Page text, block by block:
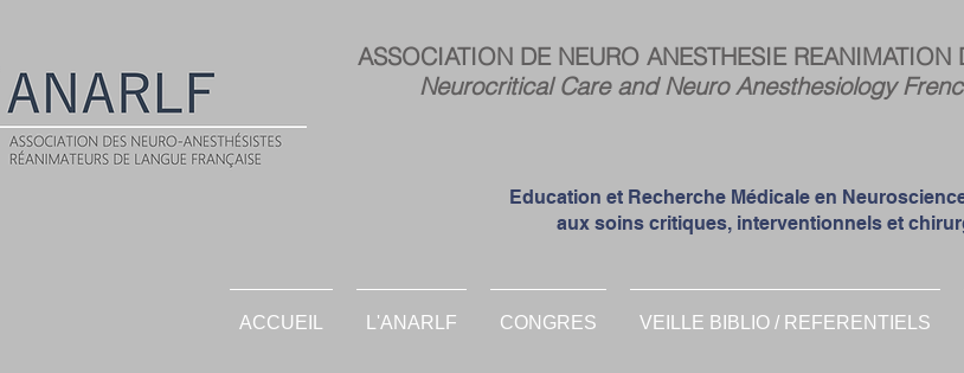
ASSOCIATION DE NEURO ANESTHESIE REANIMATION
Neurocritical Care and Neuro Anesthesiology
Education et Recherche Médicale en
aux soins critiques, interventionnels et
ACCUEIL L'ANARLF CONGRES VEILLE BIBLIO / REFERENTIELS